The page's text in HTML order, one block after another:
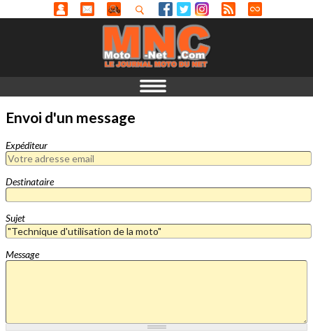
Envoi d'un message
Expéditeur
Destinataire
Sujet
Message